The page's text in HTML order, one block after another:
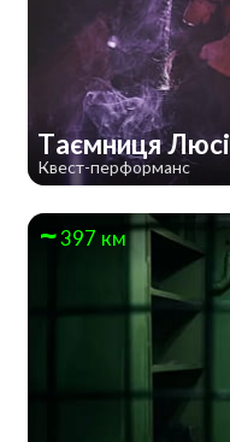
Таємниця Люсі
Квест-перформанс
397 км